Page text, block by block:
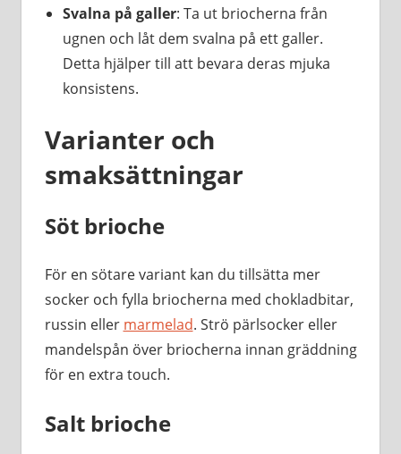
Svalna på galler: Ta ut briocherna från
ugnen och låt dem svalna på ett galler.
Detta hjälper till att bevara deras mjuka
konsistens.
Varianter och
smaksättningar
Söt brioche
För en sötare variant kan du tillsätta mer
socker och fylla briocherna med chokladbitar,
russin eller marmelad. Strö pärlsocker eller
mandelspån över briocherna innan gräddning
för en extra touch.
Salt brioche